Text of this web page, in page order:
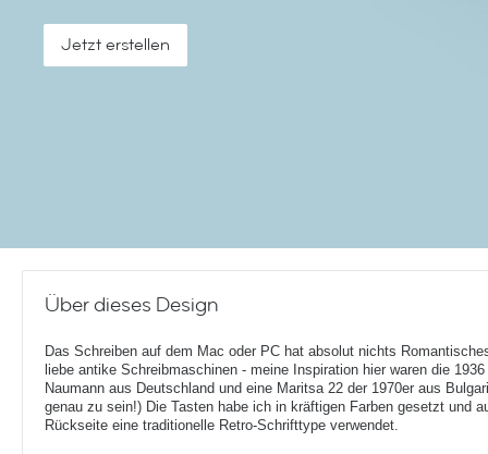
Jetzt erstellen
Über dieses Design
Das Schreiben auf dem Mac oder PC hat absolut nichts
liebe antike Schreibmaschinen - meine Inspiration hier waren die
Naumann aus Deutschland und eine Maritsa 22 der 1970er aus
genau zu sein!) Die Tasten habe ich in kräftigen Farben gesetzt und
Rückseite eine traditionelle Retro-Schrifttype verwendet.